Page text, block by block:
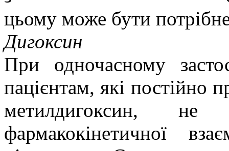
цьому може бути
Дигоксин
При одночасному
пацієнтам, які постійно
метилдигоксин, не
фармакокінетичної